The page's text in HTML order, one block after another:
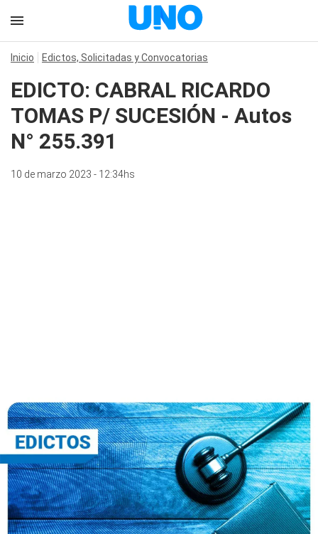
Inicio Edictos, Solicitadas y Convocatorias
EDICTO: CABRAL RICARDO
TOMAS P/ SUCESIÓN - Autos
N° 255.391
10 de marzo 2023 - 12:34hs